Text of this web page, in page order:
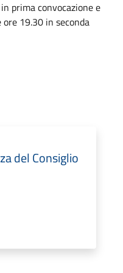
prima convocazione e
19.30 in seconda
del Consiglio